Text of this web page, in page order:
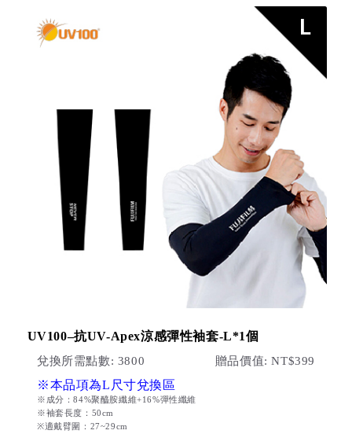
UV100–抗UV-Apex涼感彈性袖套-L*1個
兌換所需點數: 3800 贈品價值: NT$399
※本品項為L尺寸兌換區
※成分：84%聚醯胺纖維+16%彈性纖維
※袖套長度：50cm
※適戴臂圍：27~29cm